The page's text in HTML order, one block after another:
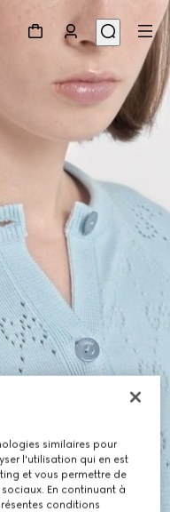
similaires pour
l'utilisation qui en est
et vous permettre de
En continuant à
conditions